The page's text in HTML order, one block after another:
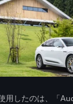
用したのは、「